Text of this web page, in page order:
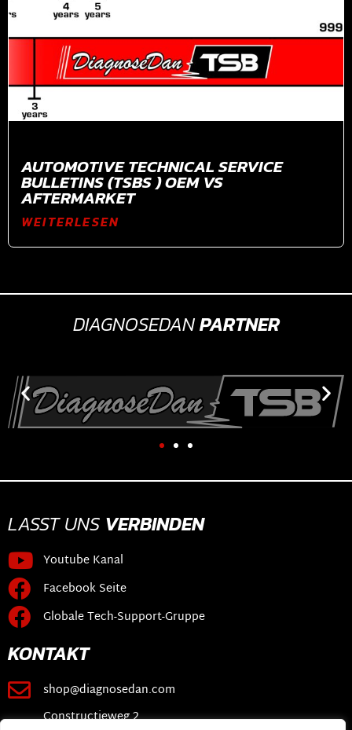
AUTOMOTIVE TECHNICAL SERVICE
BULLETINS (TSBS ) OEM VS
AFTERMARKET
WEITERLESEN
DIAGNOSEDANPARTNER
LASST UNS VERBINDEN
Youtube Kanal
Facebook Seite
Globale Tech-Support-Gruppe
KONTAKT
shop@diagnosedan.com
Constructieweg 2